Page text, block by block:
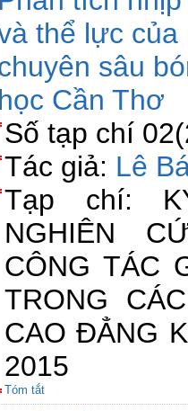
thể lực của
sâu
học Cần Thơ
Số tạp chí
Tác giả: Lê
Tạp chí:
NGHIÊN
CÔNG TÁC
TRONG
CAO ĐẲNG
2015
Tóm tắt